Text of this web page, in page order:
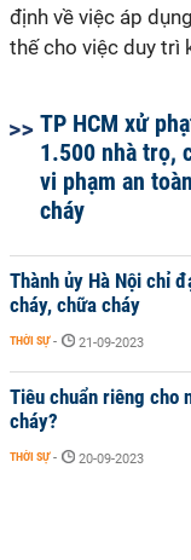
định về việc áp
thế cho việc duy trì
TP HCM xử
1.500 nhà trọ,
vi phạm an
cháy
Thành ủy Hà Nội chỉ
cháy, chữa cháy
THỜI SỰ - 21-09-2023
Tiêu chuẩn riêng cho
cháy?
THỜI SỰ - 20-09-2023